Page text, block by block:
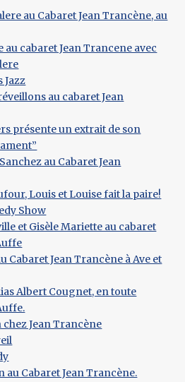
au Cabaret Jean Trancène, au
cabaret Jean Trancene avec
Jazz
au cabaret Jean
présente un extrait de son
au Cabaret Jean
Louis et Louise fait la paire!
Show
et Gisèle Mariette au cabaret
Cabaret Jean Trancène à Ave et
Albert Cougnet, en toute
Jean Trancène
au Cabaret Jean Trancène.